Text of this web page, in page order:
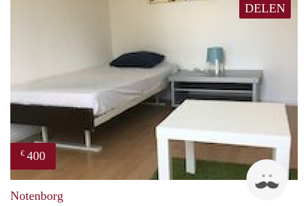
DELEN
€ 400
Roel
Notenborg